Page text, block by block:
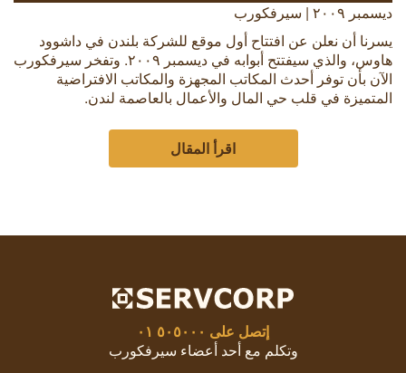
ديسمبر ٢٠٠٩ | سيرفكورب
يسرنا أن نعلن عن افتتاح أول موقع للشركة بلندن في داشوود
هاوس، والذي سيفتتح أبوابه في ديسمبر ٢٠٠٩. وتفخر سيرفكورب
الآن بأن توفر أحدث المكاتب المجهزة والمكاتب الافتراضية
المتميزة في قلب حي المال والأعمال بالعاصمة لندن.
اقرأ المقال
إتصل على ٥٠٥٠٠٠ ٠١
وتكلم مع أحد أعضاء سيرفكورب